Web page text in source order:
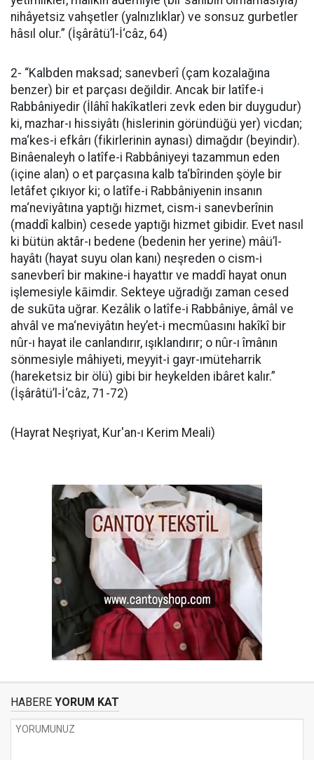
nihâyetsiz vahşetler (yalnızlıklar) ve sonsuz gurbetler
hâsıl olur.” (İşârâtü’l-İ‘câz, 64)
2- “Kalbden maksad; sanevberî (çam kozalağına
benzer) bir et parçası değildir. Ancak bir latîfe-i
Rabbâniyedir (İlâhî hakîkatleri zevk eden bir duygudur)
ki, mazhar-ı hissiyâtı (hislerinin göründüğü yer) vicdan;
ma‘kes-i efkârı (fikirlerinin aynası) dimağdır (beyindir).
Binâenaleyh o latîfe-i Rabbâniyeyi tazammun eden
(içine alan) o et parçasına kalb ta‘bîrinden şöyle bir
letâfet çıkıyor ki; o latîfe-i Rabbâniyenin insanın
ma‘neviyâtına yaptığı hizmet, cism-i sanevberînin
(maddî kalbin) cesede yaptığı hizmet gibidir. Evet nasıl
ki bütün aktâr-ı bedene (bedenin her yerine) mâü’l-
hayâtı (hayat suyu olan kanı) neşreden o cism-i
sanevberî bir makine-i hayattır ve maddî hayat onun
işlemesiyle kāimdir. Sekteye uğradığı zaman cesed
de sukūta uğrar. Kezâlik o latîfe-i Rabbâniye, âmâl ve
ahvâl ve ma‘neviyâtın hey’et-i mecmûasını hakîkî bir
nûr-ı hayat ile canlandırır, ışıklandırır; o nûr-ı îmânın
sönmesiyle mâhiyeti, meyyit-i gayr-ımüteharrik
(hareketsiz bir ölü) gibi bir heykelden ibâret kalır.”
(İşârâtü’l-İ‘câz, 71-72)
(Hayrat Neşriyat, Kur'an-ı Kerim Meali)
HABERE YORUM KAT